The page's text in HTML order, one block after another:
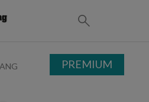
PREMIUM